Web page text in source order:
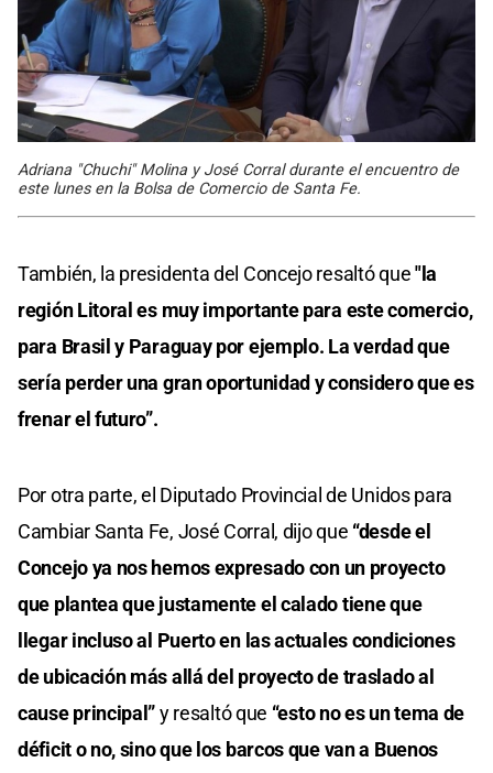
Adriana "Chuchi" Molina y José Corral durante el encuentro de
este lunes en la Bolsa de Comercio de Santa Fe.
También, la presidenta del Concejo resaltó que"la
región Litoral es muy importante para este comercio,
para Brasil y Paraguay por ejemplo. La verdad que
sería perder una gran oportunidad y considero que es
frenar el futuro”.
Por otra parte, el Diputado Provincial de Unidos para
Cambiar Santa Fe, José Corral, dijo que “desde el
Concejo ya nos hemos expresado con un proyecto
que plantea que justamente el calado tiene que
llegar incluso al Puerto en las actuales condiciones
de ubicación más allá del proyecto de traslado al
cause principal”y resaltó que “esto no es un tema de
déficit o no, sino que los barcos que van a Buenos